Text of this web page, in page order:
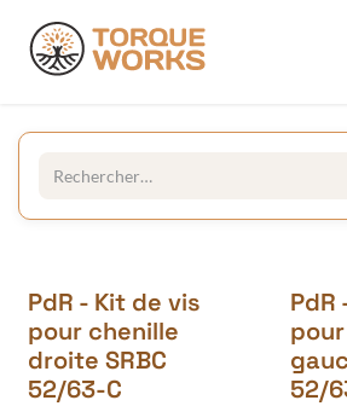
PdR - Kit de vis
pour chenille
droite SRBC
52/63-C
PdR
52/